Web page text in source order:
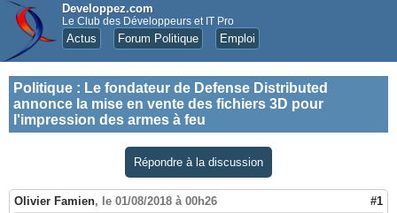
Developpez.com
Le Club des Développeurs et IT Pro
Actus Forum Politique Emploi
Politique : Le fondateur de Defense Distributed
annonce la mise en vente des fichiers 3D pour
l'impression des armes à feu
Répondre à la discussion
Olivier Famien, le 01/08/2018 à 00h26 #1